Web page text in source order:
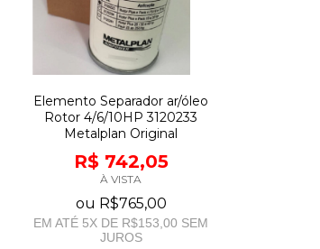
Elemento Separador ar/óleo
Rotor 4/6/10HP 3120233
Metalplan Original
R$ 742,05
À VISTA
ou R$765,00
EM ATÉ 5X DE R$153,00 SEM
JUROS